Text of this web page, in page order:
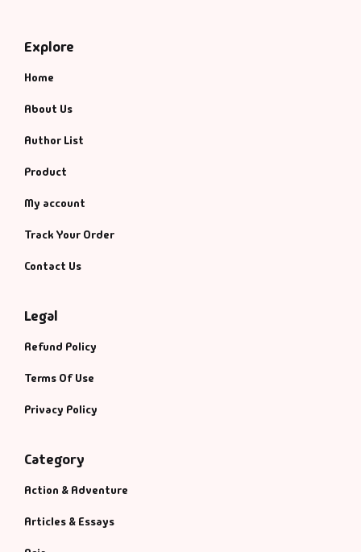
Explore
Home
About Us
Author List
Product
My account
Track Your Order
Contact Us
Legal
Refund Policy
Terms Of Use
Privacy Policy
Category
Action & Adventure
Articles & Essays